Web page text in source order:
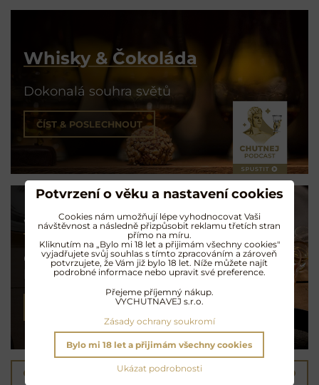
Whisky & Čokoláda
Dokonalá souhra světů
ČÍST & POSLECHNOUT
Whisky & Jídlo
Co na talíři
k láhvi skotské
ČÍST & POSLECHNOUT
Předchozí produkt Následující produkt
Potvrzení o věku a nastavení cookies
Cookies nám umožňují lépe vyhodnocovat Vaši
návštěvnost a následně přizpůsobit reklamu třetích stran
přímo na míru.
Kliknutím na „Bylo mi 18 let a přijimám všechny cookies"
vyjadřujete svůj souhlas s tímto zpracováním a zároveň
potvrzujete, že Vám již bylo 18 let. Níže můžete najít
podrobné informace nebo upravit své preference.
Přejeme příjemný nákup.
VYCHUTNAVEJ s.r.o.
Zásady ochrany soukromí
Ukázat podrobnosti
Bylo mi 18 let a přijimám všechny cookies